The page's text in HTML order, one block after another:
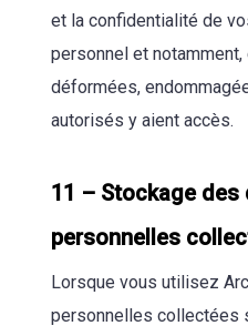
et la confidentialité de
personnel et
déformées,
autorisés y aient accès.
11 – Stockage des
personnelles
Lorsque vous utilisez
personnelles collectées